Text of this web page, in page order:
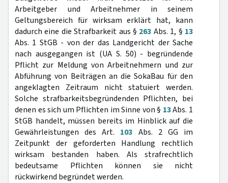
Arbeitgeber und Arbeitnehmer in seinem
Geltungsbereich für wirksam erklärt hat, kann
dadurch eine die Strafbarkeit aus § 263 Abs. 1, § 13
Abs. 1 StGB - von der das Landgericht der Sache
nach ausgegangen ist (UA S. 50) - begründende
Pflicht zur Meldung von Arbeitnehmern und zur
Abführung von Beiträgen an die SokaBau für den
angeklagten Zeitraum nicht statuiert werden.
Solche strafbarkeitsbegründenden Pflichten, bei
denen es sich um Pflichten im Sinne von § 13Abs. 1
StGB handelt, müssen bereits im Hinblick auf die
Gewährleistungen des Art. 103 Abs. 2 GG im
Zeitpunkt der geforderten Handlung rechtlich
wirksam bestanden haben. Als strafrechtlich
bedeutsame Pflichten können sie nicht
rückwirkend begründet werden.